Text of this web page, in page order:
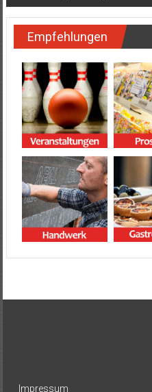
Empfehlungen
Impressum